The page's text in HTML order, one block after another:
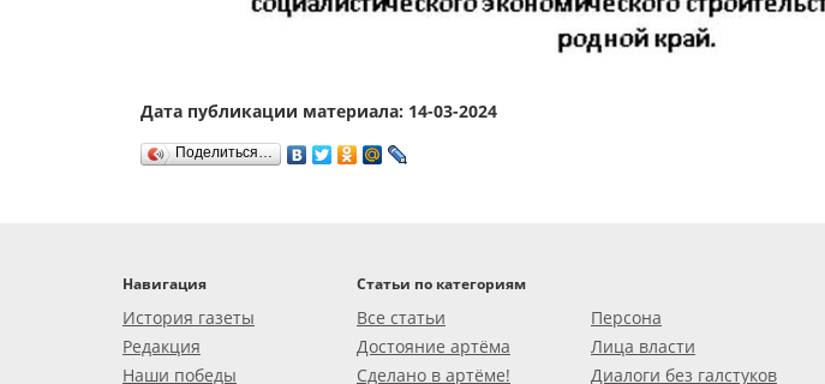
Дата публикации материала: 14-03-2024
Поделиться…
Навигация
История газеты
Редакция
Наши победы
Статьи по категориям
Все статьи
Достояние артёма
Сделано в артёме!
Персона
Лица власти
Диалоги без галстуков